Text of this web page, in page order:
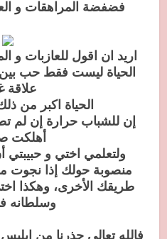
فضفضة المراهقات و
اريد ان اقول للعازبات و
الحياة ليست فقط حب بين
علاقة
الحياة اكبر من ذلك
إن للشباب حرارة إن لم
أهلكت
ولتعلمي اختي و حبيبتي
منصوبة حولك إذا نجوت
طريقك الأخرى، وهكذا
وسلطانه
فالله تعالى حذرنا من